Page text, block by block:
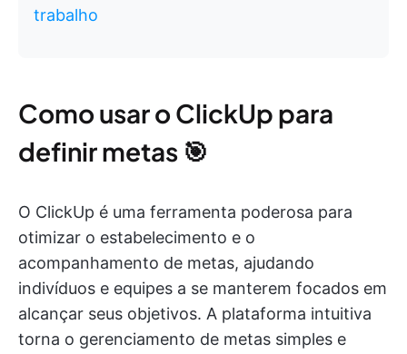
trabalho
Como usar o ClickUp para
definir metas 🎯
O ClickUp é uma ferramenta poderosa para
otimizar o estabelecimento e o
acompanhamento de metas, ajudando
indivíduos e equipes a se manterem focados em
alcançar seus objetivos. A plataforma intuitiva
torna o gerenciamento de metas simples e